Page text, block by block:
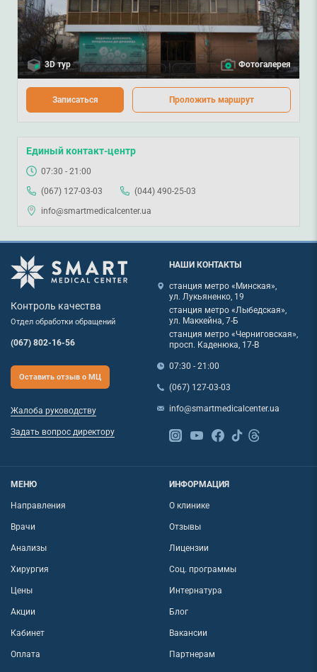
3D тур Фотогалерея
Записаться Проложить маршрут
Единый контакт-центр
07:30 - 21:00
(067) 127-03-03
(044) 490-25-03
info@smartmedicalcenter.ua
Контроль качества
Отдел обработки обращений
(067) 802-16-56
Оставить отзыв о МЦ
Жалоба руководству
Задать вопрос директору
НАШИ КОНТАКТЫ
станция метро «Минская»,
ул. Лукьяненко, 19
станция метро «Лыбедская»,
ул. Маккейна, 7-Б
станция метро «Черниговская»,
просп. Каденюка, 17-В
07:30 - 21:00
(067) 127-03-03
info@smartmedicalcenter.ua
МЕНЮ
Направления
Врачи
Анализы
Хирургия
Цены
Акции
Кабинет
Оплата
ИНФОРМАЦИЯ
О клинике
Отзывы
Лицензии
Соц. программы
Интернатура
Блог
Вакансии
Партнерам